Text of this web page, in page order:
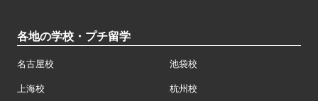
各地の学校・プチ留学
名古屋校 池袋校
上海校 杭州校